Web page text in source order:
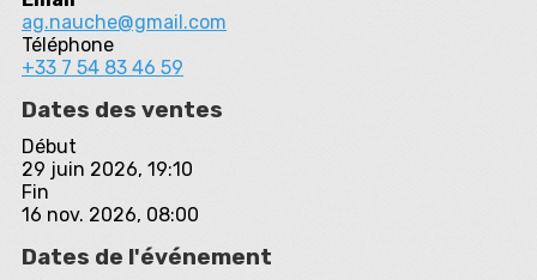
ag.nauche@gmail.com
Téléphone
+33 7 54 83 46 59
Dates des ventes
Début
29 juin 2026, 19:10
Fin
16 nov. 2026, 08:00
Dates de l'événement